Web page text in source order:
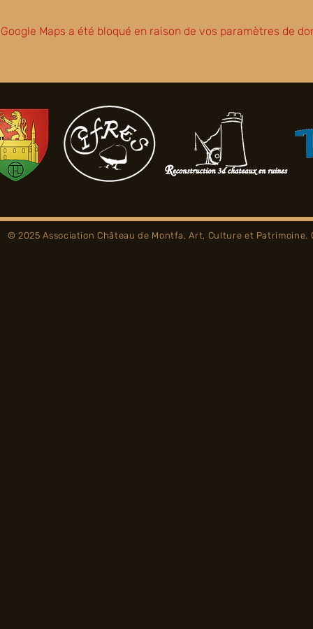
Google Maps a été bloqué en raison de vos paramètres de
© 2025 Association Château de Montfa, Art, Culture et Patrimoine.